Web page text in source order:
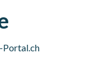
Portal.ch